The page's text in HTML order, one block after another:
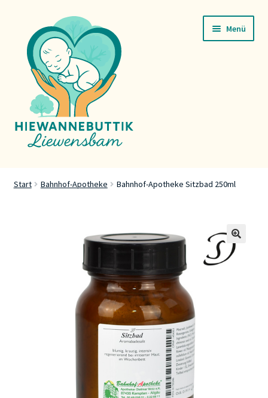
Navigation
springen
Inhalt
springen
Menü
Start Bahnhof-Apotheke Bahnhof-Apotheke Sitzbad 250ml
🔍